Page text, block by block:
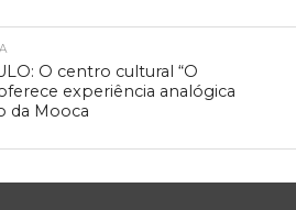
O centro cultural “O
experiência analógica
da Mooca